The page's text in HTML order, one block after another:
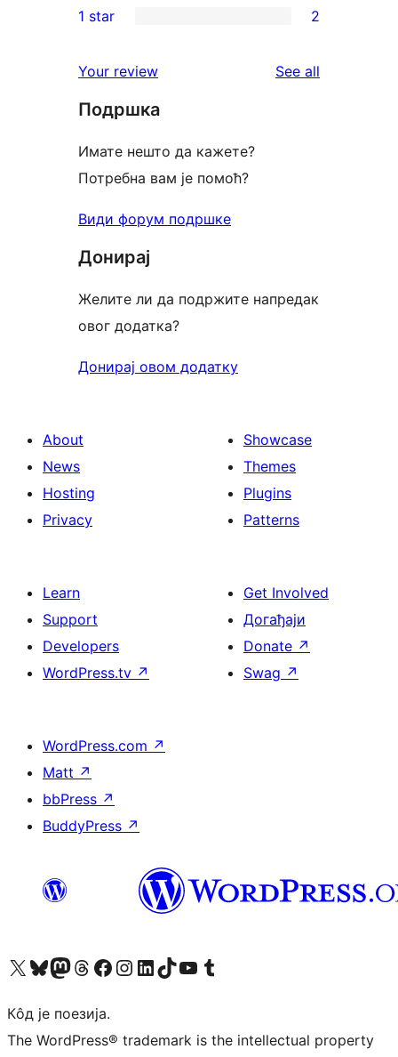
reviews
star
2-
reviews
star
reviews
1 star 2
Your review See all
Подршка
Имате нешто да кажете?
Потребна вам је помоћ?
Види форум подршке
Донирај
Желите ли да подржите напредак
овог додатка?
Донирај овом додатку
About
News
Hosting
Privacy
Showcase
Themes
Plugins
Patterns
Learn
Support
Developers
WordPress.tv ↗
Get Involved
Догађаји
Donate ↗
Swag ↗
WordPress.com ↗
Matt ↗
bbPress ↗
BuddyPress ↗
Visit our X (formerly Twitter) account
Посетите наш Bluesky налог
Visit our Mastodon account
Посетите наш налог на Threads-у Visit our Facebook page
Посетите наш Инстаграм налог
Visit our LinkedIn account
Посетите наш TikTok налог
Visit our YouTube channel
Посетите наш Tumblr налог
Кôд је поезија.
The WordPress® trademark is the intellectual property